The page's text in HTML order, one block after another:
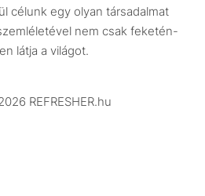
Design
Videó
célunk egy olyan társadalmat
nem csak feketén-
látja a világot.
REFRESHER.hu